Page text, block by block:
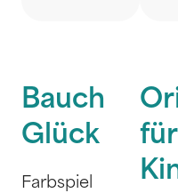
Bauch
Glück
Farbspiel
für